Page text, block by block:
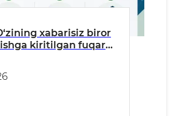
xabarisiz biror
ishga kiritilgan fuqaro:
pul tushyapti”,
mumkin.